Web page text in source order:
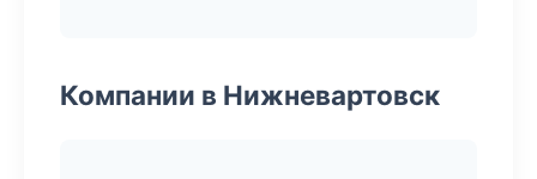
Компании в Нижневартовск